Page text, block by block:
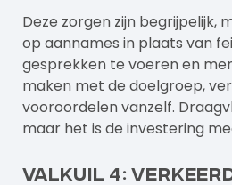
Deze zorgen zijn begrijpelijk,
op aannames in plaats van
gesprekken te voeren en
maken met de doelgroep,
vooroordelen vanzelf.
maar het is de investering
Valkuil 4: